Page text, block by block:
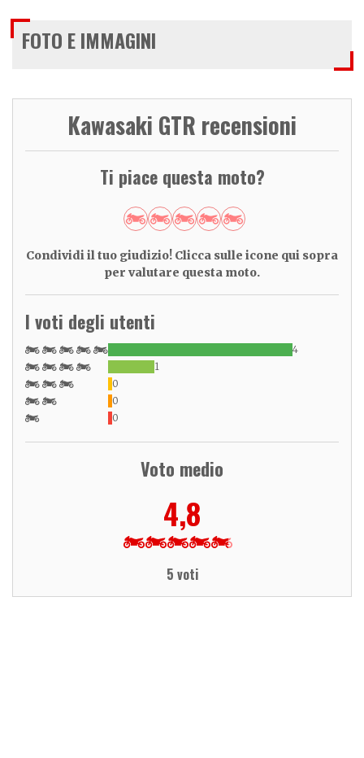
FOTO E IMMAGINI
Kawasaki GTR recensioni
Ti piace questa moto?
Condividi il tuo giudizio! Clicca sulle icone qui sopra
per valutare questa moto.
I voti degli utenti
4
1
0
0
0
Voto medio
4,8
5 voti